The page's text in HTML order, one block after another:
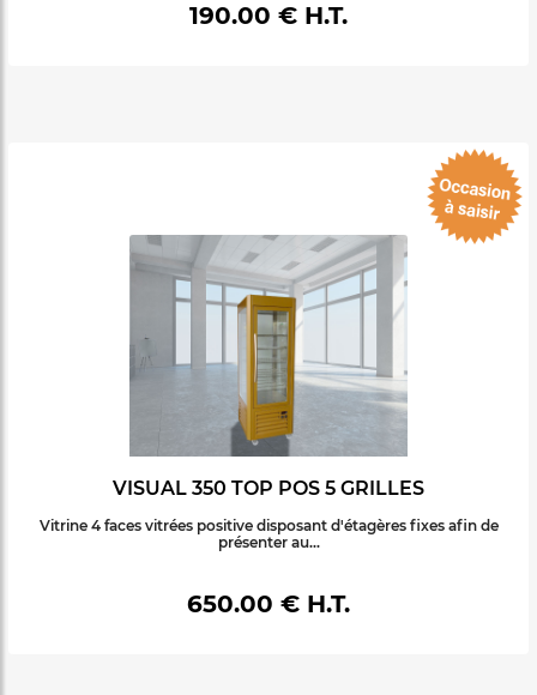
190.00 € H.T.
VISUAL 350 TOP POS 5 GRILLES
Vitrine 4 faces vitrées positive disposant d'étagères fixes afin de
présenter au...
650.00 € H.T.